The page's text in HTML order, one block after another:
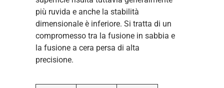
più ruvida e anche la stabilità
dimensionale è inferiore. Si tratta di un
compromesso tra la fusione in sabbia e
la fusione a cera persa di alta
precisione.